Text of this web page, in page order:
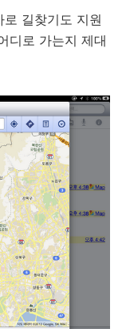
길찾기도 지원
디로 가는지 제대